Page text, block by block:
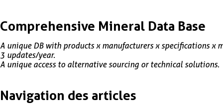
Comprehensive Mineral Data Base
A unique DB with products x manufacturers x specifications x
3 updates/year.
A unique access to alternative sourcing or technical solutions.
Navigation des articles